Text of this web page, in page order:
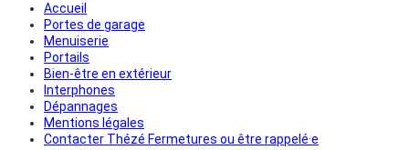
Accueil
Portes de garage
Menuiserie
Portails
Bien-être en extérieur
Interphones
Dépannages
Mentions légales
Contacter Thézé Fermetures ou être rappelé·e